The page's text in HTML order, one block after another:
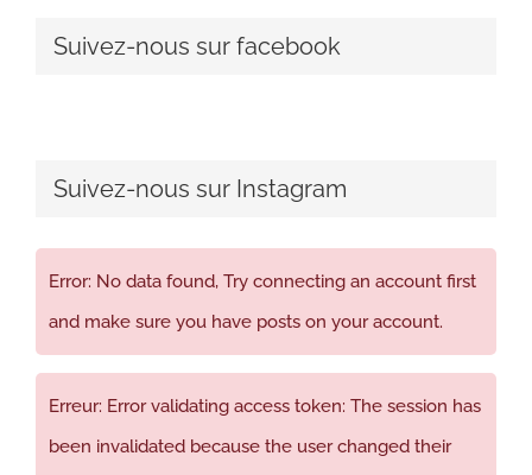
Suivez-nous sur facebook
Suivez-nous sur Instagram
Error: No data found, Try connecting an account first
and make sure you have posts on your account.
Erreur: Error validating access token: The session has
been invalidated because the user changed their